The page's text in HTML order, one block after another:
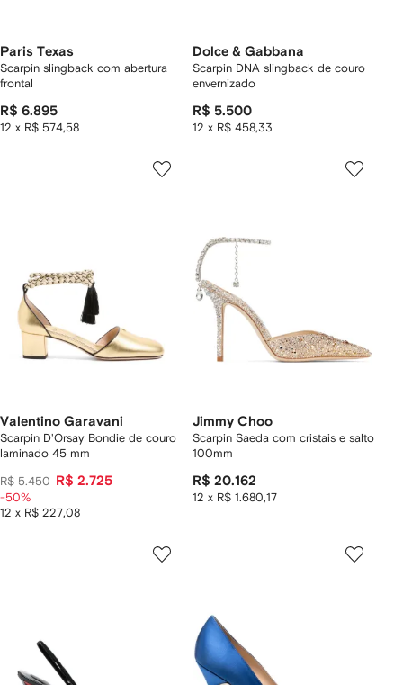
Paris Texas
Scarpin slingback com abertura
frontal
R$ 6.895
12 x R$ 574,58
Dolce & Gabbana
Scarpin DNA slingback de couro
envernizado
R$ 5.500
12 x R$ 458,33
Valentino Garavani
Scarpin D'Orsay Bondie de couro
laminado 45 mm
R$ 5.450 R$ 2.725
12 x R$ 227,08
-50%
Jimmy Choo
Scarpin Saeda com cristais e salto
100mm
R$ 20.162
12 x R$ 1.680,17